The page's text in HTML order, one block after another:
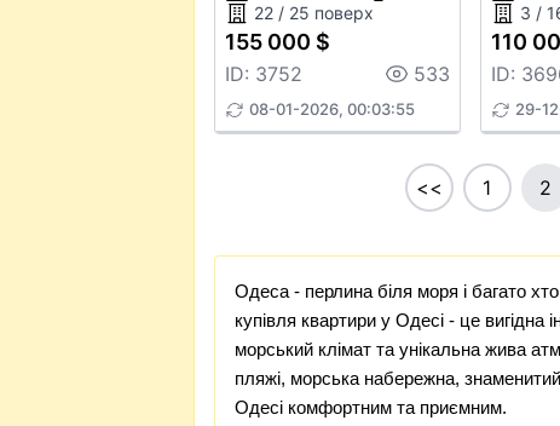
22 / 25 поверх
155 000 $
ID: 3752 533
08-01-2026, 00:03:55
3 /
110
ID:
29-
<< 1 2
Одеса - перлина біля моря і багато
купівля квартири у Одесі - це вигідна
морський клімат та унікальна жива
пляжі, морська набережна,
Одесі комфортним та приємним.